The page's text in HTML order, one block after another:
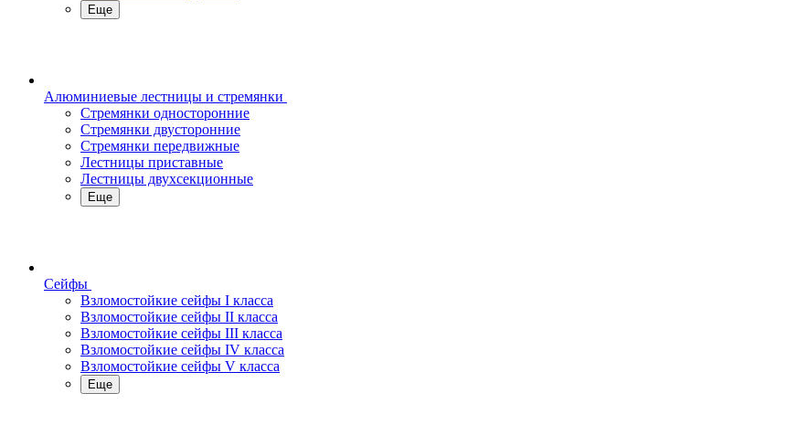
Еще
Алюминиевые лестницы и стремянки
Стремянки односторонние
Стремянки двусторонние
Стремянки передвижные
Лестницы приставные
Лестницы двухсекционные
Еще
Сейфы
Взломостойкие сейфы I класса
Взломостойкие сейфы II класса
Взломостойкие сейфы III класса
Взломостойкие сейфы IV класса
Взломостойкие сейфы V класса
Еще